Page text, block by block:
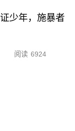
少年，施暴者
阅读 6924